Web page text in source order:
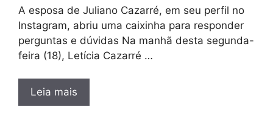
A esposa de Juliano Cazarré, em seu perfil no
Instagram, abriu uma caixinha para responder
perguntas e dúvidas Na manhã desta segunda-
feira (18), Letícia Cazarré …
Leia mais